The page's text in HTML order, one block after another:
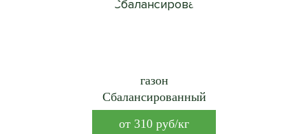
газон
Сбалансированный
от 310 руб/кг